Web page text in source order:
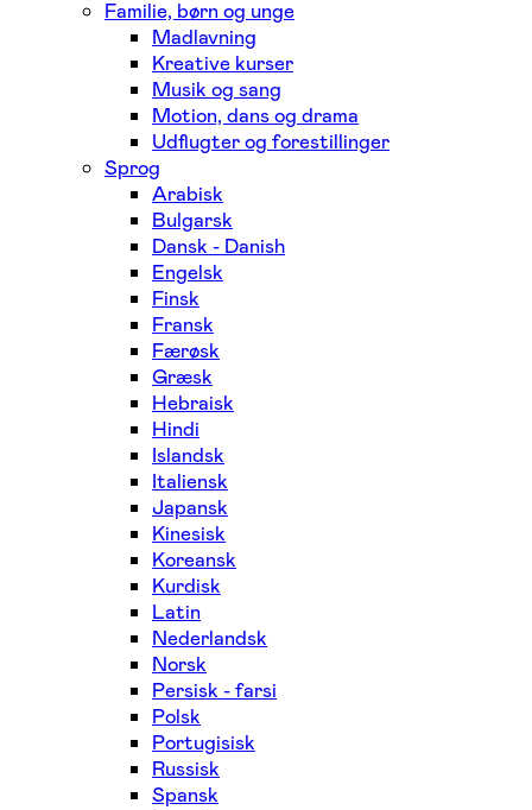
Familie, børn og unge
Madlavning
Kreative kurser
Musik og sang
Motion, dans og drama
Udflugter og forestillinger
Sprog
Arabisk
Bulgarsk
Dansk - Danish
Engelsk
Finsk
Fransk
Færøsk
Græsk
Hebraisk
Hindi
Islandsk
Italiensk
Japansk
Kinesisk
Koreansk
Kurdisk
Latin
Nederlandsk
Norsk
Persisk - farsi
Polsk
Portugisisk
Russisk
Spansk